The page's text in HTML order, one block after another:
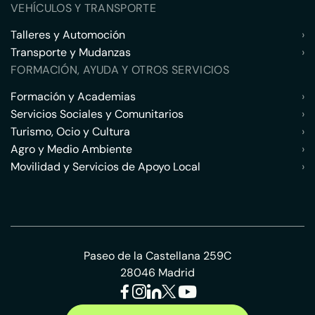
VEHÍCULOS Y TRANSPORTE
Talleres y Automoción
›
Transporte y Mudanzas
›
FORMACIÓN, AYUDA Y OTROS SERVICIOS
Formación y Academias
›
Servicios Sociales y Comunitarios
›
Turismo, Ocio y Cultura
›
Agro y Medio Ambiente
›
Movilidad y Servicios de Apoyo Local
›
Paseo de la Castellana 259C
28046 Madrid